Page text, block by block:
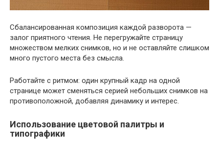
Сбалансированная композиция каждой разворота —
залог приятного чтения. Не перегружайте страницу
множеством мелких снимков, но и не оставляйте слишком
много пустого места без смысла.
Работайте с ритмом: один крупный кадр на одной
странице может сменяться серией небольших снимков на
противоположной, добавляя динамику и интерес.
Использование цветовой палитры и
типографики